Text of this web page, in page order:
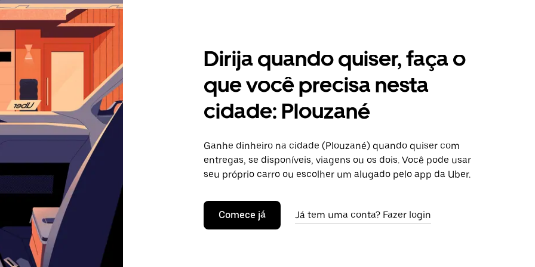
Dirija quando quiser, faça o
que você precisa nesta
cidade: Plouzané
Ganhe dinheiro na cidade (Plouzané) quando quiser com
entregas, se disponíveis, viagens ou os dois. Você pode usar
seu próprio carro ou escolher um alugado pelo app da Uber.
Comece já Já tem uma conta? Fazer login